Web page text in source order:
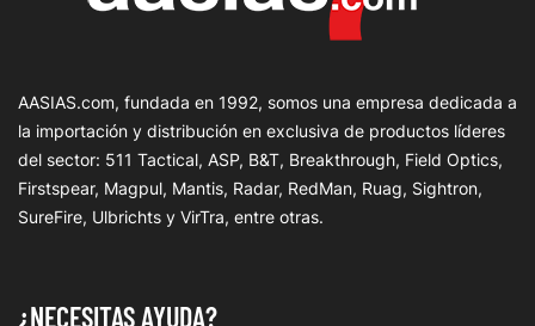
AASIAS.com, fundada en 1992, somos una empresa dedicada a
la importación y distribución en exclusiva de productos líderes
del sector: 511 Tactical, ASP, B&T, Breakthrough, Field Optics,
Firstspear, Magpul, Mantis, Radar, RedMan, Ruag, Sightron,
SureFire, Ulbrichts y VirTra, entre otras.
¿NECESITAS AYUDA?